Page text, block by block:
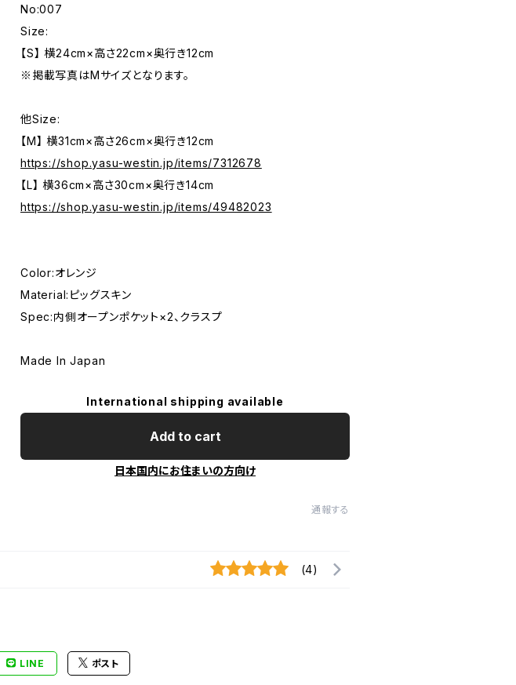
No:007
Size:
【S】 横24cm×高さ22cm×奥行き12cm
※掲載写真はMサイズとなります。
他Size:
【M】 横31cm×高さ26cm×奥行き12cm
https://shop.yasu-westin.jp/items/7312678
【L】 横36cm×高さ30cm×奥行き14cm
https://shop.yasu-westin.jp/items/49482023
Color:オレンジ
Material:ピッグスキン
Spec:内側オープンポケット×2、クラスプ
Made In Japan
International shipping available
Add to cart
日本国内にお住まいの方向け
通報する
(4)
LINE ポスト